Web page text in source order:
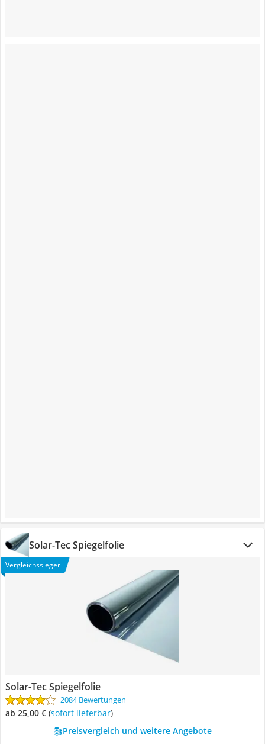
Solar-Tec Spiegelfolie
Vergleichssieger
Solar-Tec Spiegelfolie
2084 Bewertungen
ab 25,00 € ( Sofort lieferbar)
Preisvergleich und weitere Angebote